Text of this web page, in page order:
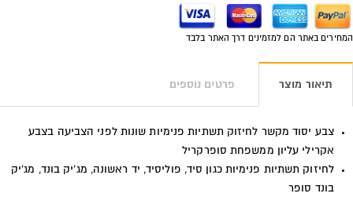
המחירים באתר הם למזמינים דרך האתר בלבד
תיאור מוצר פרטים נוספים
צבע יסוד מקשר לחיזוק תשתיות פנימיות שונות לפני הצביעה בצבע
אקרילי עליון ממשפחת סופרקריל
לחיזוק תשתיות פנימיות כגון סיד, פוליסיד, יד ראשונה, מג'יק בונד, מג'יק
בונד סופר